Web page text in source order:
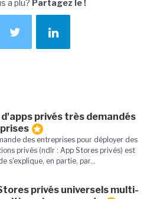
a plu? Partagez le !
privés très demandés
des entreprises pour déployer des
privés (ndlr : App Stores privés) est
s'explique, en partie, par...
privés universels multi-